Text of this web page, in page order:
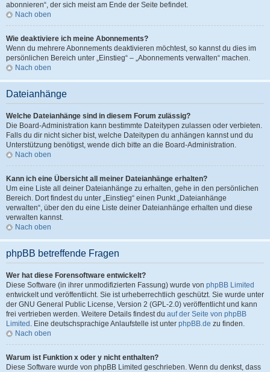
abonnieren“, der sich meist am Ende der Seite befindet.
Nach oben
Wie deaktiviere ich meine Abonnements?
Wenn du mehrere Abonnements deaktivieren möchtest, so kannst du dies im
persönlichen Bereich unter „Einstieg“ – „Abonnements verwalten“ machen.
Nach oben
Dateianhänge
Welche Dateianhänge sind in diesem Forum zulässig?
Die Board-Administration kann bestimmte Dateitypen zulassen oder verbieten.
Falls du dir nicht sicher bist, welche Dateitypen du anhängen kannst und du
Unterstützung benötigst, wende dich bitte an die Board-Administration.
Nach oben
Kann ich eine Übersicht all meiner Dateianhänge erhalten?
Um eine Liste all deiner Dateianhänge zu erhalten, gehe in den persönlichen
Bereich. Dort findest du unter „Einstieg“ einen Punkt „Dateianhänge
verwalten“, über den du eine Liste deiner Dateianhänge erhalten und diese
verwalten kannst.
Nach oben
phpBB betreffende Fragen
Wer hat diese Forensoftware entwickelt?
Diese Software (in ihrer unmodifizierten Fassung) wurde von phpBB Limited
entwickelt und veröffentlicht. Sie ist urheberrechtlich geschützt. Sie wurde unter
der GNU General Public License, Version 2 (GPL-2.0) veröffentlicht und kann
frei vertrieben werden. Weitere Details findest du auf der Seite von phpBB
Limited . Eine deutschsprachige Anlaufstelle ist unter phpBB.de zu finden.
Nach oben
Warum ist Funktion x oder y nicht enthalten?
Diese Software wurde von phpBB Limited geschrieben. Wenn du denkst, dass